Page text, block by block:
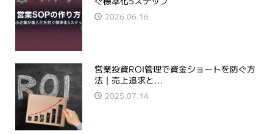
2026.06.16
営業投資ROI管理で資金ショートを防ぐ方
法｜売上追求と...
2025.07.14